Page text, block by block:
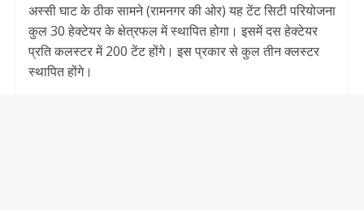
अस्सी घाट के ठीक सामने (रामनगर की ओर) यह टेंट सिटी परियोजना
कुल 30 हेक्टेयर के क्षेत्रफल में स्थापित होगा। इसमें दस हेक्टेयर
प्रति कलस्टर में 200 टेंट होंगे। इस प्रकार से कुल तीन क्लस्टर
स्थापित होंगे।